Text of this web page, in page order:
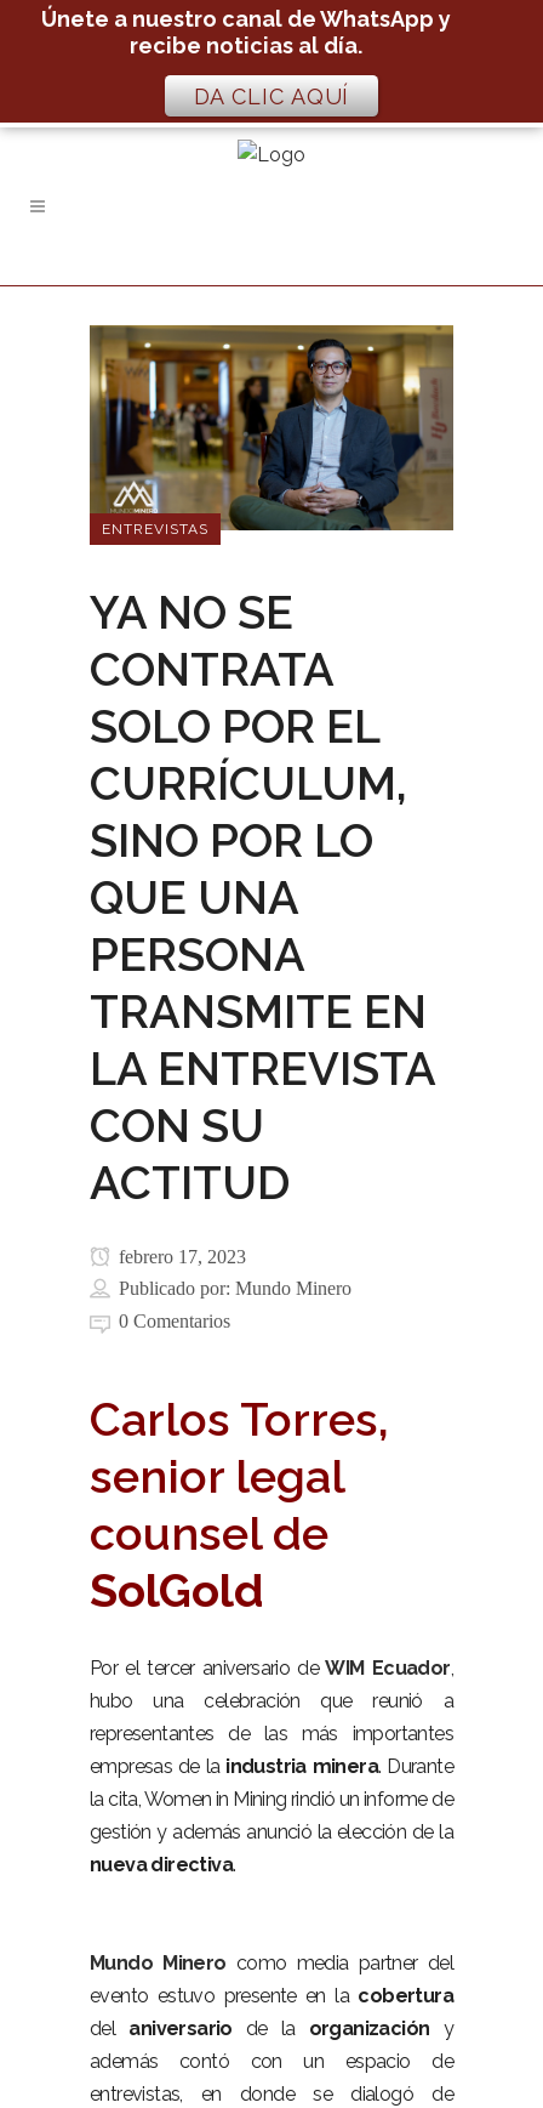
ENTREVISTAS
YA NO SE
CONTRATA
SOLO POR EL
CURRÍCULUM,
SINO POR LO
QUE UNA
PERSONA
TRANSMITE EN
LA ENTREVISTA
CON SU
ACTITUD
febrero 17, 2023
Publicado por: Mundo Minero
0 Comentarios
Carlos Torres,
senior legal
counsel de
SolGold
Por el tercer aniversario deWIM Ecuador,
hubo una celebración que reunió a
representantes de las más importantes
empresas de la industria minera. Durante
la cita, Women in Mining rindió un informe de
gestión y además anunció la elección de la
nueva directiva.
Mundo Minero como media partner del
evento estuvo presente en la cobertura
del aniversario de la organización y
además contó con un espacio de
entrevistas, en donde se dialogó de
Únete a nuestro canal de WhatsApp y
recibe noticias al día.
DA CLIC AQUÍ